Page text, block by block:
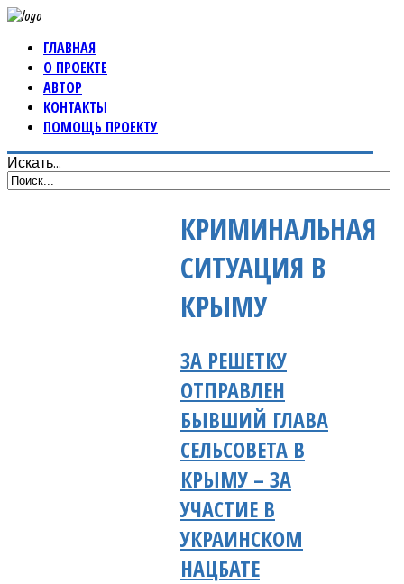
ГЛАВНАЯ
О ПРОЕКТЕ
АВТОР
КОНТАКТЫ
ПОМОЩЬ ПРОЕКТУ
Искать...
КРИМИНАЛЬНАЯ
СИТУАЦИЯ В
КРЫМУ
ЗА РЕШЕТКУ
ОТПРАВЛЕН
БЫВШИЙ ГЛАВА
СЕЛЬСОВЕТА В
КРЫМУ – ЗА
УЧАСТИЕ В
УКРАИНСКОМ
НАЦБАТЕ